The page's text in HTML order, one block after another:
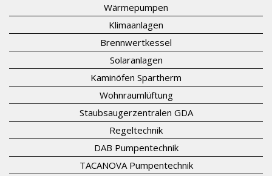
Wärmepumpen
Klimaanlagen
Brennwertkessel
Solaranlagen
Kaminöfen Spartherm
Wohnraumlüftung
Staubsaugerzentralen GDA
Regeltechnik
DAB Pumpentechnik
TACANOVA Pumpentechnik